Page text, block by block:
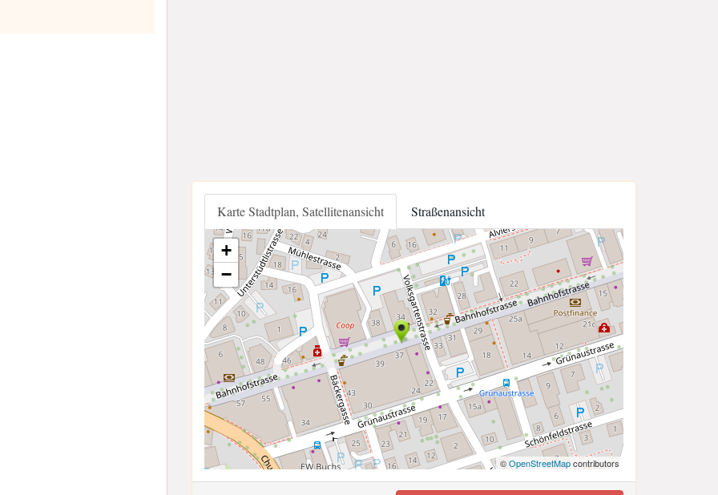
Karte Stadtplan, Satellitenansicht Straßenansicht
+
−
©OpenStreetMapcontributors